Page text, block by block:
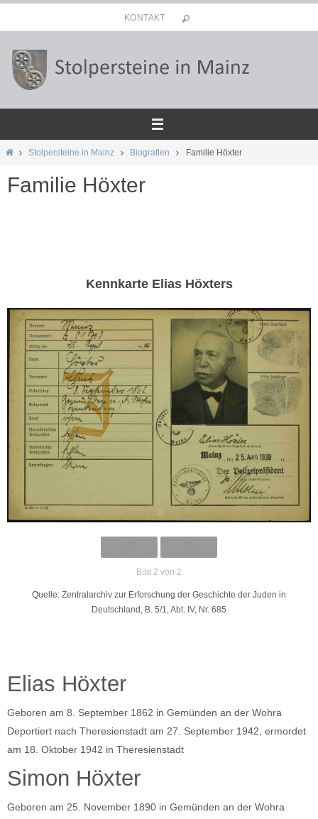
Inhalt
springen
KONTAKT
StartStolpersteine in Mainz Biografien Familie Höxter
Familie Höxter
Kennkarte Elias Höxters
Bild 2 von 2
Quelle: Zentralarchiv zur Erforschung der Geschichte der Juden in
Deutschland, B. 5/1, Abt. IV, Nr. 685
Elias Höxter
Geboren am 8. September 1862 in Gemünden an der Wohra
Deportiert nach Theresienstadt am 27. September 1942, ermordet
am 18. Oktober 1942 in Theresienstadt
Simon Höxter
Geboren am 25. November 1890 in Gemünden an der Wohra